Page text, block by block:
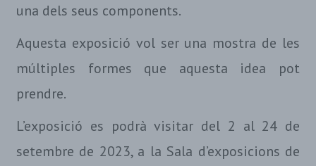
una dels seus components.
Aquesta exposició vol ser una mostra de les
múltiples formes que aquesta idea pot
prendre.
L’exposició es podrà visitar del 2 al 24 de
setembre de 2023, a la Sala d’exposicions de